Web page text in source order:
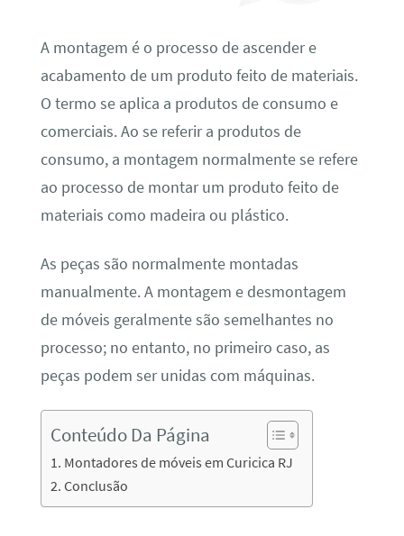
A montagem é o processo de ascender e
acabamento de um produto feito de materiais.
O termo se aplica a produtos de consumo e
comerciais. Ao se referir a produtos de
consumo, a montagem normalmente se refere
ao processo de montar um produto feito de
materiais como madeira ou plástico.
As peças são normalmente montadas
manualmente. A montagem e desmontagem
de móveis geralmente são semelhantes no
processo; no entanto, no primeiro caso, as
peças podem ser unidas com máquinas.
Conteúdo Da Página
Montadores de móveis em Curicica RJ
Conclusão